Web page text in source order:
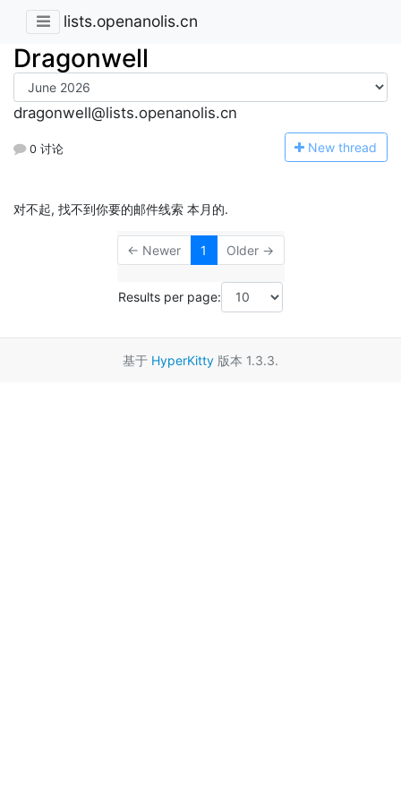
lists.openanolis.cn
Dragonwell
dragonwell@lists.openanolis.cn
0 讨论 New thread
对不起, 找不到你要的邮件线索 本月的.
← Newer 1 Older →
Results per page:
基于 HyperKitty 版本 1.3.3.